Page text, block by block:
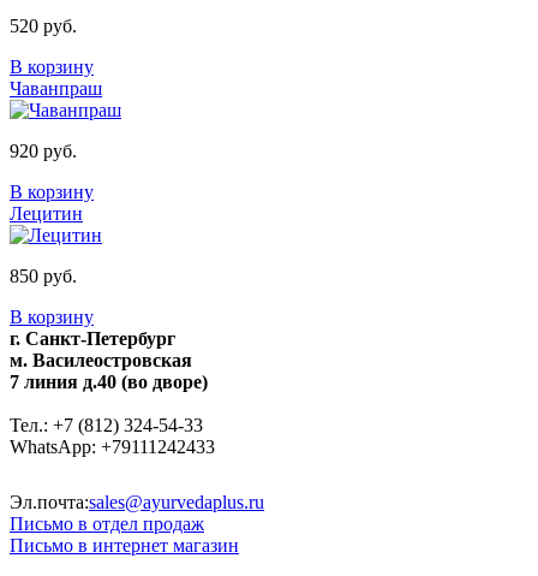
520 руб.
В корзину
Чаванпраш
920 руб.
В корзину
Лецитин
850 руб.
В корзину
г. Санкт-Петербург
м. Василеостровская
7 линия д.40 (во дворе)
Тел.: +7 (812) 324-54-33
WhatsApp: +79111242433
Эл.почта:sales@ayurvedaplus.ru
Письмо в отдел продаж
Письмо в интернет магазин